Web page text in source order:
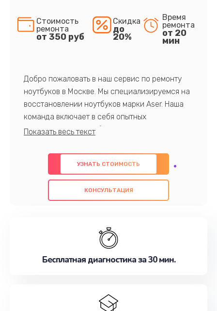
Стоимость
ремонта
от 350 руб
Скидка
до
20%
Время
ремонта
от 20
мин
Добро пожаловать в наш сервис по ремонту
ноутбуков в Москве. Мы специализируемся на
восстановлении ноутбуков марки Aser. Наша
команда включает в себя опытных
профессионалов с обширными знаниями и
предлагаем быстрый и качественный ремонт с
использованием оригинальных компонентов, а
также гарантируем качество всех
проведенных работ. Наша цель - предоставить
наилучшим образом. Не медлите записаться на
УЗНАТЬ СТОИМОСТЬ
КОНСУЛЬТАЦИЯ
Бесплатная диагностика за 30 мин.